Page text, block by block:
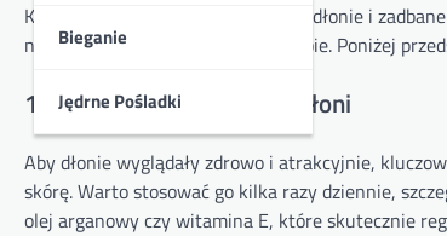
Bieganie
Jędrne Pośladki
Każda kobieta pragnie mieć piękne dłonie i
nasze samopoczucie i pewność siebie. Poniżej
1. Regularna pielęgnacja dłoni
Aby dłonie wyglądały zdrowo i atrakcyjnie,
skórę. Warto stosować go kilka razy dziennie,
olej arganowy czy witamina E, które skutecznie